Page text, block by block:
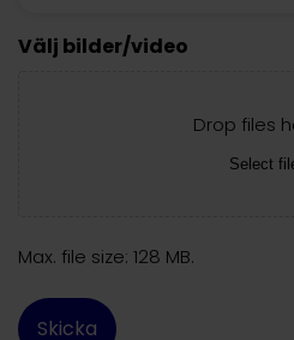
Välj bilder/video
Drop files
Select
Max. file size: 128 MB.